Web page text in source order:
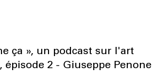
ça », un podcast sur l'art
2 - Giuseppe Penone